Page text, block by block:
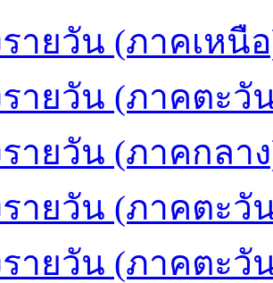
ายวัน (ภาคเหนื
ายวัน (ภาคตะวั
ายวัน (ภาคกลา
ายวัน (ภาคตะวั
ายวัน (ภาคตะวั